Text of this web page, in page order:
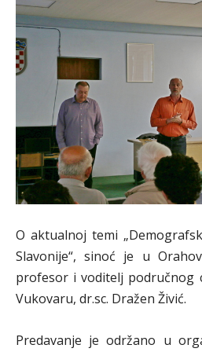
O aktualnoj temi
Slavonije“, sinoć je u
profesor i voditelj područnog
Vukovaru, dr.sc. Dražen Živić.
Predavanje je održano u